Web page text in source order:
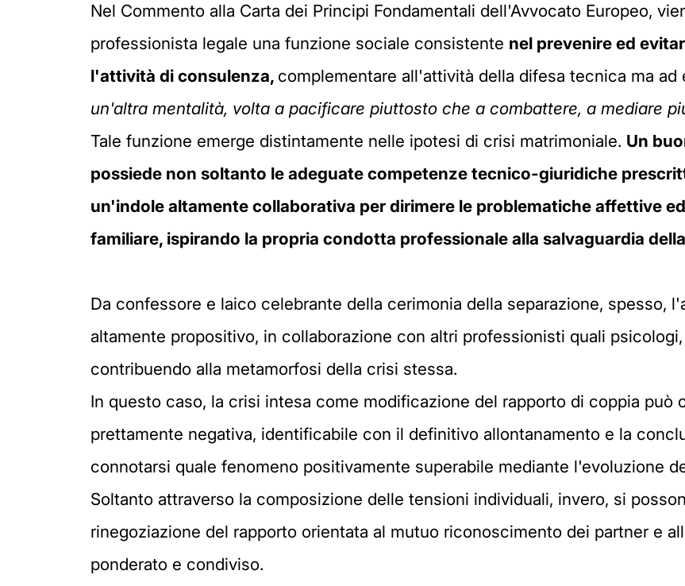
Nel Commento alla Carta dei Principi Fondamentali dell'Avvocato Europeo,
professionista legale una funzione sociale consistente nel prevenire ed
l'attività di consulenza, complementare all'attività della difesa tecnica ma
un'altra mentalità, volta a pacificare piuttosto che a combattere, a mediare
Tale funzione emerge distintamente nelle ipotesi di crisi matrimoniale. Un
possiede non soltanto le adeguate competenze tecnico-giuridiche
un'indole altamente collaborativa per dirimere le problematiche affettive
familiare, ispirando la propria condotta professionale alla salvaguardia
Da confessore e laico celebrante della cerimonia della separazione, spesso,
altamente propositivo, in collaborazione con altri professionisti quali
contribuendo alla metamorfosi della crisi stessa.
In questo caso, la crisi intesa come modificazione del rapporto di coppia può
prettamente negativa, identificabile con il definitivo allontanamento e la
connotarsi quale fenomeno positivamente superabile mediante l'evoluzione
Soltanto attraverso la composizione delle tensioni individuali, invero, si
rinegoziazione del rapporto orientata al mutuo riconoscimento dei partner e
ponderato e condiviso.